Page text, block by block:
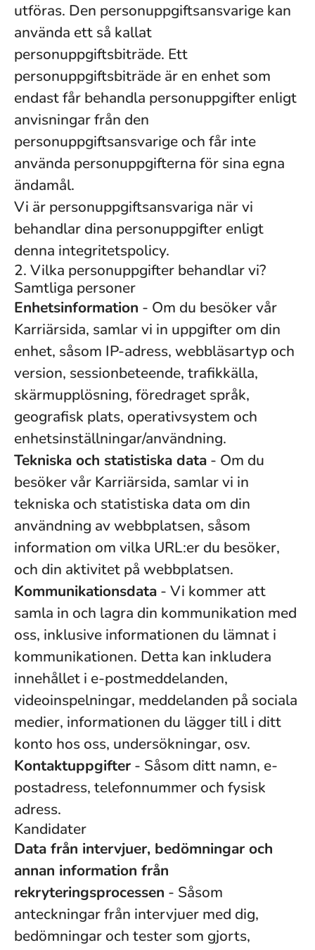
utföras. Den personuppgiftsansvarige kan
använda ett så kallat
personuppgiftsbiträde. Ett
personuppgiftsbiträde är en enhet som
endast får behandla personuppgifter enligt
anvisningar från den
personuppgiftsansvarige och får inte
använda personuppgifterna för sina egna
ändamål.
Vi är personuppgiftsansvariga när vi
behandlar dina personuppgifter enligt
denna integritetspolicy.
2. Vilka personuppgifter behandlar vi?
Samtliga personer
Enhetsinformation - Om du besöker vår
Karriärsida, samlar vi in uppgifter om din
enhet, såsom IP-adress, webbläsartyp och
version, sessionbeteende, trafikkälla,
skärmupplösning, föredraget språk,
geografisk plats, operativsystem och
enhetsinställningar/användning.
Tekniska och statistiska data - Om du
besöker vår Karriärsida, samlar vi in
tekniska och statistiska data om din
användning av webbplatsen, såsom
information om vilka URL:er du besöker,
och din aktivitet på webbplatsen.
Kommunikationsdata - Vi kommer att
samla in och lagra din kommunikation med
oss, inklusive informationen du lämnat i
kommunikationen. Detta kan inkludera
innehållet i e-postmeddelanden,
videoinspelningar, meddelanden på sociala
medier, informationen du lägger till i ditt
konto hos oss, undersökningar, osv.
Kontaktuppgifter- Såsom ditt namn, e-
postadress, telefonnummer och fysisk
adress.
Kandidater
Data från intervjuer, bedömningar och
annan information från
rekryteringsprocessen - Såsom
anteckningar från intervjuer med dig,
bedömningar och tester som gjorts,